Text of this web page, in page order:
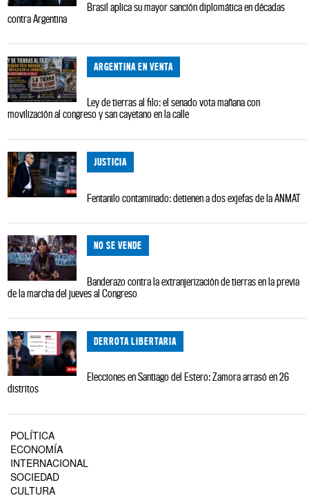
Brasil aplica su mayor sanción diplomática en décadas
contra Argentina
ARGENTINA EN VENTA
Ley de tierras al filo: el senado vota mañana con
movilización al congreso y san cayetano en la calle
JUSTICIA
Fentanilo contaminado: detienen a dos exjefas de la ANMAT
NO SE VENDE
Banderazo contra la extranjerización de tierras en la previa
de la marcha del jueves al Congreso
DERROTA LIBERTARIA
Elecciones en Santiago del Estero: Zamora arrasó en 26
distritos
POLÍTICA
ECONOMÍA
INTERNACIONAL
SOCIEDAD
CULTURA